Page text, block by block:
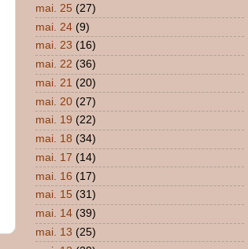
mai. 25 (27)
mai. 24 (9)
mai. 23 (16)
mai. 22 (36)
mai. 21 (20)
mai. 20 (27)
mai. 19 (22)
mai. 18 (34)
mai. 17 (14)
mai. 16 (17)
mai. 15 (31)
mai. 14 (39)
mai. 13 (25)